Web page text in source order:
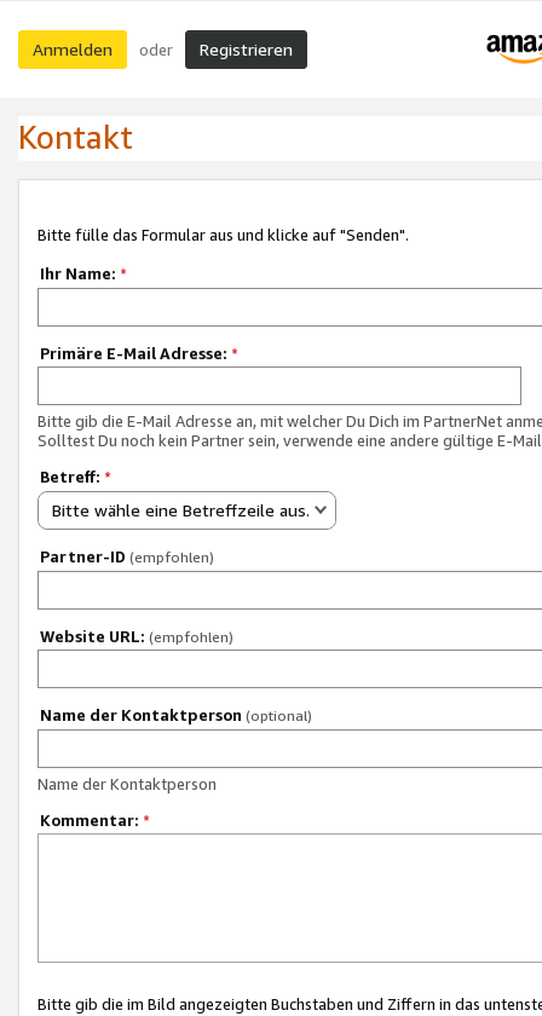
Anmelden oder Registrieren
Kontakt
Bitte fülle das Formular aus und klicke auf "Senden".
Ihr Name: *
Primäre E-Mail Adresse: *
Bitte gib die E-Mail Adresse an, mit welcher Du Dich im PartnerNet
Solltest Du noch kein Partner sein, verwende eine andere gültige E-
Betreff: *
Bitte wähle eine Betreffzeile aus.
Partner-ID (empfohlen)
Website URL: (empfohlen)
Name der Kontaktperson (optional)
Name der Kontaktperson
Kommentar: *
Bitte gib die im Bild angezeigten Buchstaben und Ziffern in das